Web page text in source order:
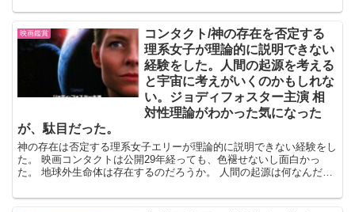
映画鑑賞
コンタクト/神の存在を否定する
理系女子が理論的に説明できない
経験をした。人間の起源を考える
と宇宙に考えがいくのかもしれな
い。ジョディフォスター主演 相
対性理論がわかった気になった
が、駄目だった。
神の存在は否定する理系女子エリーが理論的に説明できない経験をし
た。 映画コンタクトは公開29年経っても、色褪せないし面白かっ
た。 地球外生命体は存在するのだろうか。 人間の起源は何なんだろ